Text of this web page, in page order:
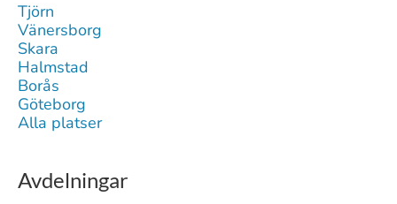
Tjörn
Vänersborg
Skara
Halmstad
Borås
Göteborg
Alla platser
Avdelningar